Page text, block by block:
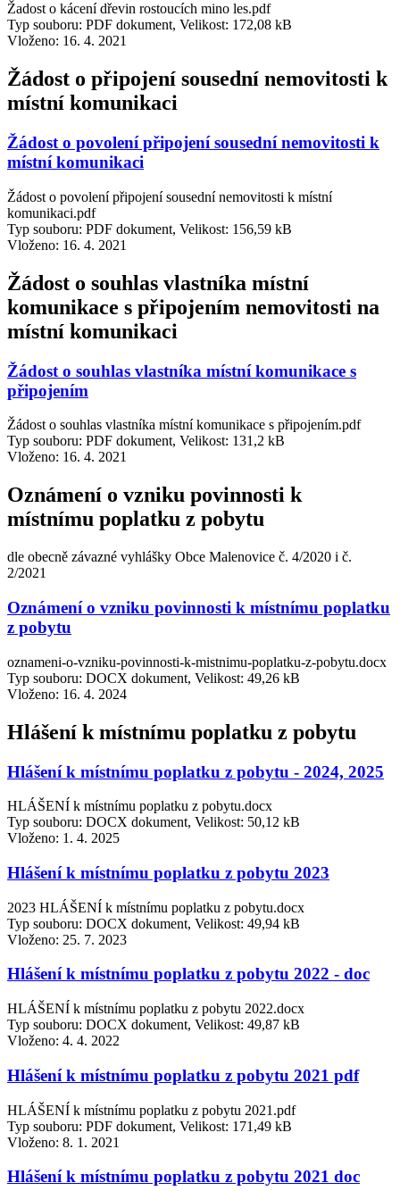
Žadost o kácení dřevin rostoucích mino les.pdf
Typ souboru: PDF dokument, Velikost: 172,08 kB
Vloženo: 16. 4. 2021
Žádost o připojení sousední nemovitosti k
místní komunikaci
Žádost o povolení připojení sousední nemovitosti k
místní komunikaci
Žádost o povolení připojení sousední nemovitosti k místní
komunikaci.pdf
Typ souboru: PDF dokument, Velikost: 156,59 kB
Vloženo: 16. 4. 2021
Žádost o souhlas vlastníka místní
komunikace s připojením nemovitosti na
místní komunikaci
Žádost o souhlas vlastníka místní komunikace s
připojením
Žádost o souhlas vlastníka místní komunikace s připojením.pdf
Typ souboru: PDF dokument, Velikost: 131,2 kB
Vloženo: 16. 4. 2021
Oznámení o vzniku povinnosti k
místnímu poplatku z pobytu
dle obecně závazné vyhlášky Obce Malenovice č. 4/2020 i č.
2/2021
Oznámení o vzniku povinnosti k místnímu poplatku
z pobytu
oznameni-o-vzniku-povinnosti-k-mistnimu-poplatku-z-pobytu.docx
Typ souboru: DOCX dokument, Velikost: 49,26 kB
Vloženo: 16. 4. 2024
Hlášení k místnímu poplatku z pobytu
Hlášení k místnímu poplatku z pobytu - 2024, 2025
HLÁŠENÍ k místnímu poplatku z pobytu.docx
Typ souboru: DOCX dokument, Velikost: 50,12 kB
Vloženo: 1. 4. 2025
Hlášení k místnímu poplatku z pobytu 2023
2023 HLÁŠENÍ k místnímu poplatku z pobytu.docx
Typ souboru: DOCX dokument, Velikost: 49,94 kB
Vloženo: 25. 7. 2023
Hlášení k místnímu poplatku z pobytu 2022 - doc
HLÁŠENÍ k místnímu poplatku z pobytu 2022.docx
Typ souboru: DOCX dokument, Velikost: 49,87 kB
Vloženo: 4. 4. 2022
Hlášení k místnímu poplatku z pobytu 2021 pdf
HLÁŠENÍ k místnímu poplatku z pobytu 2021.pdf
Typ souboru: PDF dokument, Velikost: 171,49 kB
Vloženo: 8. 1. 2021
Hlášení k místnímu poplatku z pobytu 2021 doc